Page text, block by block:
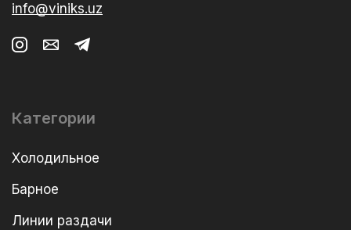
info@viniks.uz
Категории
Холодильное
Барное
Линии раздачи